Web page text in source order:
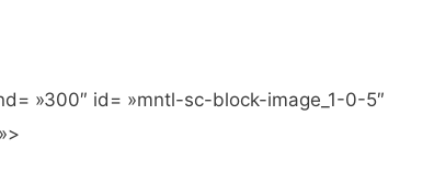
»300″ id= »mntl-sc-block-image_1-0-5″